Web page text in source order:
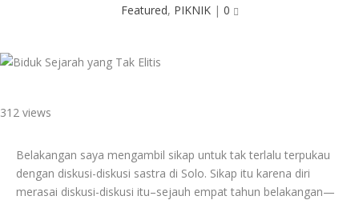
Featured, PIKNIK| 0
312 views
Belakangan saya mengambil sikap untuk tak terlalu terpukau
dengan diskusi-diskusi sastra di Solo. Sikap itu karena diri
merasai diskusi-diskusi itu–sejauh empat tahun belakangan—